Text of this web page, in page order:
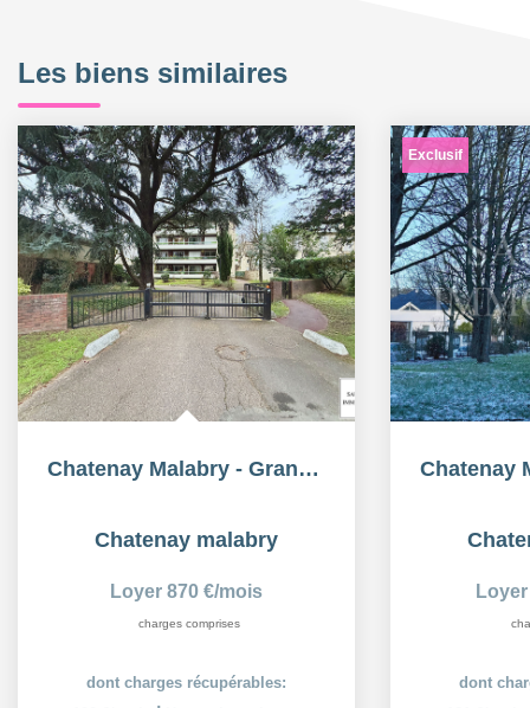
Les biens similaires
Chatenay Malabry - Grand studio à deux pas du Parc de Sceaux
Chatenay malabry
Loyer 870 €/mois
charges comprises
dont charges récupérables:
Exclusif
dont